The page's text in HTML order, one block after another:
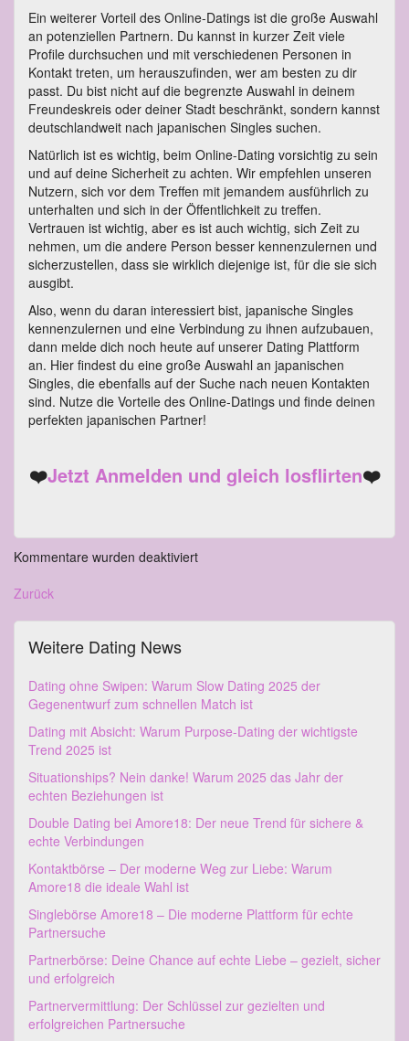
Ein weiterer Vorteil des Online-Datings ist die große Auswahl
an potenziellen Partnern. Du kannst in kurzer Zeit viele
Profile durchsuchen und mit verschiedenen Personen in
Kontakt treten, um herauszufinden, wer am besten zu dir
passt. Du bist nicht auf die begrenzte Auswahl in deinem
Freundeskreis oder deiner Stadt beschränkt, sondern kannst
deutschlandweit nach japanischen Singles suchen.
Natürlich ist es wichtig, beim Online-Dating vorsichtig zu sein
und auf deine Sicherheit zu achten. Wir empfehlen unseren
Nutzern, sich vor dem Treffen mit jemandem ausführlich zu
unterhalten und sich in der Öffentlichkeit zu treffen.
Vertrauen ist wichtig, aber es ist auch wichtig, sich Zeit zu
nehmen, um die andere Person besser kennenzulernen und
sicherzustellen, dass sie wirklich diejenige ist, für die sie sich
ausgibt.
Also, wenn du daran interessiert bist, japanische Singles
kennenzulernen und eine Verbindung zu ihnen aufzubauen,
dann melde dich noch heute auf unserer Dating Plattform
an. Hier findest du eine große Auswahl an japanischen
Singles, die ebenfalls auf der Suche nach neuen Kontakten
sind. Nutze die Vorteile des Online-Datings und finde deinen
perfekten japanischen Partner!
❤️Jetzt Anmelden und gleich losflirten❤️
Kommentare wurden deaktiviert
Zurück
Weitere Dating News
Dating ohne Swipen: Warum Slow Dating 2025 der
Gegenentwurf zum schnellen Match ist
Dating mit Absicht: Warum Purpose-Dating der wichtigste
Trend 2025 ist
Situationships? Nein danke! Warum 2025 das Jahr der
echten Beziehungen ist
Double Dating bei Amore18: Der neue Trend für sichere &
echte Verbindungen
Kontaktbörse – Der moderne Weg zur Liebe: Warum
Amore18 die ideale Wahl ist
Singlebörse Amore18 – Die moderne Plattform für echte
Partnersuche
Partnerbörse: Deine Chance auf echte Liebe – gezielt, sicher
und erfolgreich
Partnervermittlung: Der Schlüssel zur gezielten und
erfolgreichen Partnersuche